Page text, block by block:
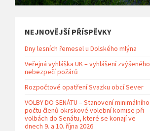
NEJNOVĚJŠÍ PŘÍSPĚVKY
Dny lesních řemesel u Dolského mlýna
Veřejná vyhláška UK – vyhlášení zvýšeného
nebezpečí požárů
Rozpočtové opatření Svazku obcí Sever
VOLBY DO SENÁTU – Stanovení minimálního
počtu členů okrskové volební komise při
volbách do Senátu, které se konají ve
dnech 9. a 10. října 2026